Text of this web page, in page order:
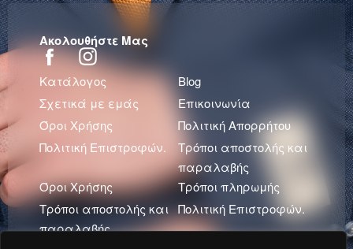
Ακολουθήστε Μας
Κατάλογος
Blog
Σχετικά με εμάς
Επικοινωνία
Όροι Χρήσης
Πολιτική Απορρήτου
Πολιτική Επιστροφών.
Τρόποι αποστολής και
παραλαβής
Όροι Χρήσης
Τρόποι πληρωμής
Τρόποι αποστολής και
παραλαβής
Πολιτική Επιστροφών.